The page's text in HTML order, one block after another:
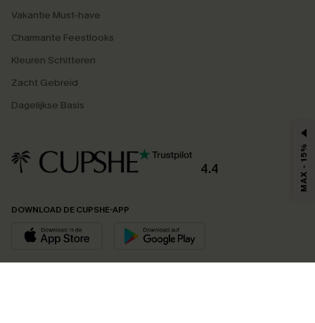
Vakantie Must-have
Charmante Feestlooks
Kleuren Schitteren
Zacht Gebreid
Dagelijkse Basis
4.4
DOWNLOAD DE CUPSHE-APP
MAX - 15%